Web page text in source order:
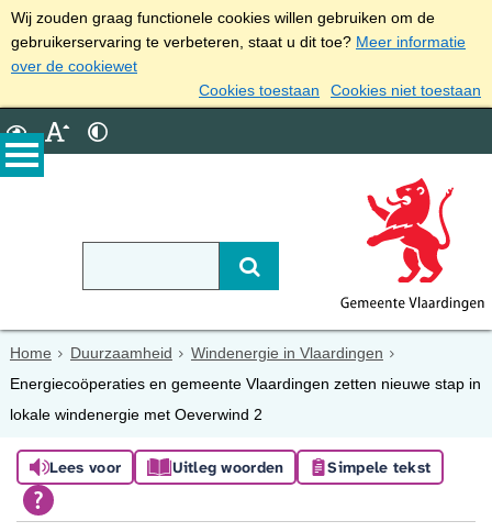
Wij zouden graag functionele cookies willen gebruiken om de
gebruikerservaring te verbeteren, staat u dit toe? Meer informatie
over de cookiewet
Cookies toestaan
Cookies niet toestaan
Home Duurzaamheid
Windenergie in Vlaardingen
Energiecoöperaties en gemeente Vlaardingen zetten nieuwe stap in
lokale windenergie met Oeverwind 2
Lees voor Uitleg woorden Simpele tekst